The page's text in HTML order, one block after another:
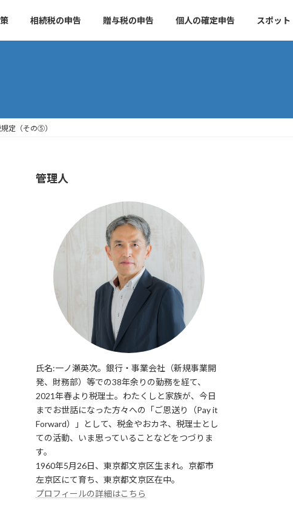
相続税の申告 贈与税の申告 個人の確定申告 スポッ
定（その⑤）
管理人
氏名:一ノ瀬英次。銀行・事業会社（新規事業開
発、財務部）等での38年余りの勤務を経て、
2021年春より税理士。わたくしと家族が、今日
までお世話になった方々への「ご恩送り（Pay it
Forward）」として、税金やおカネ、税理士とし
ての活動、いま思っていることなどをつづりま
す。
1960年5月26日、東京都文京区生まれ。京都市
左京区にて育ち、東京都文京区在中。
プロフィールの詳細はこちら